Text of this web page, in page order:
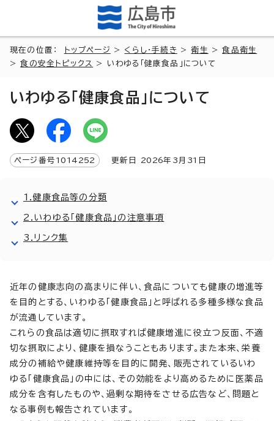
現在の位置： トップページ > くらし・手続き >衛生 >食品衛生
>食の安全トピックス > いわゆる「健康食品」について
いわゆる「健康食品」について
ページ番号 1014252 更新日 2026年3月 31 日
1.健康食品等の分類
2.いわゆる「健康食品」の注意事項
3.リンク集
近年の健康志向の高まりに伴い、食品についても健康の増進等
を目的とする、いわゆる「健康食品」と呼ばれる多種多様な食品
が流通しています。
これらの食品は適切に摂取すれば健康増進に役立つ反面、不適
切な摂取により、健康を損なうこともあります。また本来、栄養
成分の補給や健康維持等を目的に開発、販売されているいわ
ゆる「健康食品」の中には、その効能をより高めるために医薬品
成分を含有したものや、過剰な期待をさせる広告など、問題と
なる事例も報告されています。